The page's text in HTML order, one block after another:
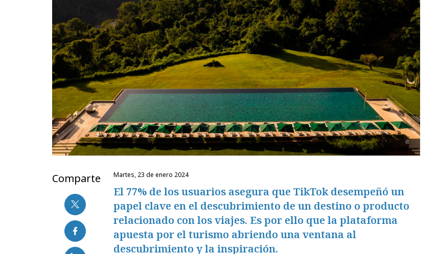
Comparte martes, 23 de enero 2024
El 77% de los usuarios asegura que TikTok desempeñó un
papel clave en el descubrimiento de un destino o producto
relacionado con los viajes. Es por ello que la plataforma
apuesta por el turismo abriendo una ventana al
descubrimiento y la inspiración.